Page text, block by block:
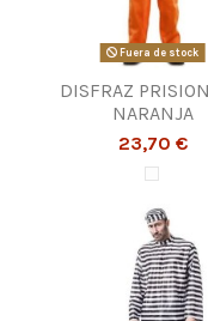
Fuera de stock
DISFRAZ
NARANJA
23,70 €